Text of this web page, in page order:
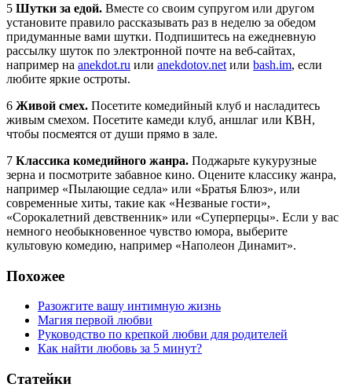
5 Шутки за едой. Вместе со своим супругом или другом
установите правило рассказывать раз в неделю за обедом
придуманные вами шутки. Подпишитесь на ежедневную
рассылку шуток по электронной почте на веб-сайтах,
например на anekdot.ru или anekdotov.net или bash.im, если
любите яркие остроты.
6 Живой смех. Посетите комедийный клуб и насладитесь
живым смехом. Посетите камеди клуб, аншлаг или КВН,
чтобы посмеятся от души прямо в зале.
7 Классика комедийного жанра. Поджарьте кукурузные
зерна и посмотрите забавное кино. Оцените классику жанра,
например «Пылающие седла» или «Братья Блюз», или
современные хиты, такие как «Незваные гости»,
«Сорокалетний девственник» или «Суперперцы». Если у вас
немного необыкновенное чувство юмора, выберите
культовую комедию, например «Наполеон Динамит».
Похожее
Разожгите вашу интимную жизнь
Магия первой любви
Руководство по крепкой любви для родителей
Как найти любовь за 5 минут?
Статейки